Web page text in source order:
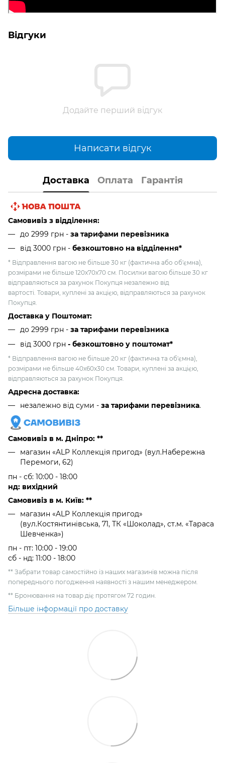
Відгуки
Додайте перший відгук
Написати відгук
Доставка Оплата Гарантія
Самовивіз з відділення:
до 2999 грн - за тарифами перевізника
від 3000 грн - безкоштовно на відділення*
* Відправлення вагою не більше 30 кг (фактична або об'ємна),
розмірами не більше 120х70х70 см. Посилки вагою більше 30 кг
відправляються за рахунок Покупця незалежно від
вартості. Товари, куплені за акцією, відправляються за рахунок
Покупця.
Доставка у Поштомат:
до 2999 грн - за тарифами перевізника
від 3000 грн - безкоштовно у поштомат*
* Відправлення вагою не більше 20 кг (фактична та об'ємна),
розмірами не більше 40х60х30 см. Товари, куплені за акцією,
відправляються за рахунок Покупця.
Адресна доставка:
незалежно від суми - за тарифами перевізника.
Самовивіз в м. Дніпро: **
магазин «ALP Коллекція пригод» (вул.Набережна
Перемоги, 62)
пн - сб: 10:00 - 18:00
нд: вихідний
Самовивіз в м. Київ: **
магазин «ALP Коллекція пригод»
(вул.Костянтинівська, 71, ТК «Шоколад», ст.м. «Тараса
Шевченка»)
пн - пт: 10:00 - 19:00
сб - нд: 11:00 - 18:00
** Забрати товар самостійно із наших магазинів можна після
попереднього погодження наявності з нашим менеджером.
** Бронювання на товар діє протягом 72 годин.
Більше інформації про доставку